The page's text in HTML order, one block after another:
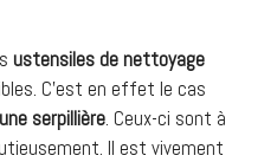
ustensiles de nettoyage
C’est en effet le cas
serpillière. Ceux-ci sont à
Il est vivement